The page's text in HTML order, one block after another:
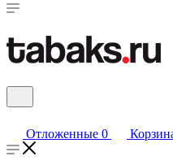
Отложенные 0